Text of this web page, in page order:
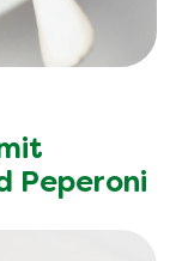
Peperoni